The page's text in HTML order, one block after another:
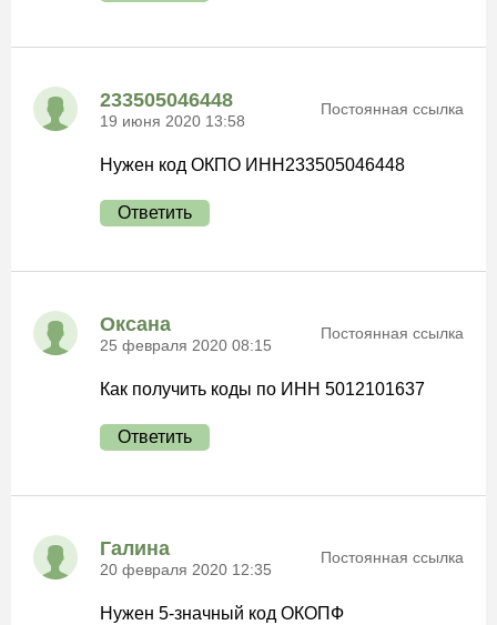
233505046448
19 июня 2020 13:58
Постоянная ссылка
Нужен код ОКПО ИНН233505046448
Ответить
Оксана
25 февраля 2020 08:15
Постоянная ссылка
Как получить коды по ИНН 5012101637
Ответить
Галина
20 февраля 2020 12:35
Постоянная ссылка
Нужен 5-значный код ОКОПФ